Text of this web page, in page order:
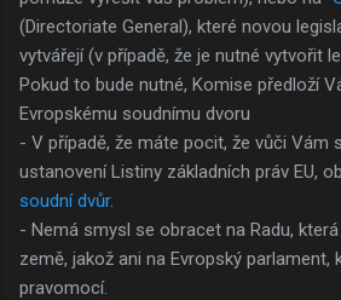
(Directoriate General), které novou
vytvářejí (v případě, že je nutné vytvořit
Pokud to bude nutné, Komise předloží
Evropskému soudnímu dvoru
- V případě, že máte pocit, že vůči Vám
ustanovení Listiny základních práv EU,
soudní dvůr.
- Nemá smysl se obracet na Radu,
země, jakož ani na Evropský parlament,
pravomocí.